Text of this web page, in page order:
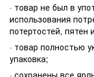
· товар не был в
использования
потертостей, пятен
· товар полностью
упаковка;
· сохранены все